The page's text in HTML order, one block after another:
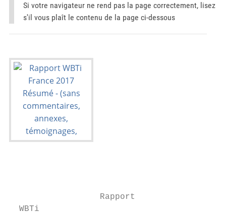
Si votre navigateur ne rend pas la page correctement, lisez
s'il vous plaît le contenu de la page ci-dessous
                  Rapport
WBTi